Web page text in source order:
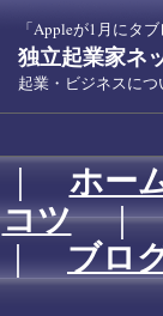
「Appleが1月にタ
独立起業家ネ
起業・ビジネスに
ホー
コツ
ブロ